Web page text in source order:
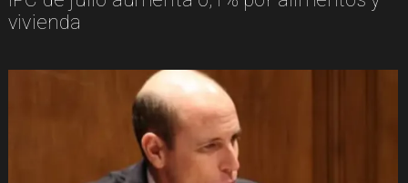
vivienda